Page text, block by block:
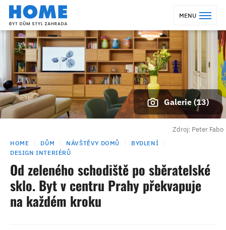
MENU
Galerie (13)
Zdroj: Peter Fabo
HOME DŮM NÁVŠTĚVY DOMŮ
BYDLENÍ
DESIGN INTERIÉRŮ
Od zeleného schodiště po sběratelské
sklo. Byt v centru Prahy překvapuje
na každém kroku